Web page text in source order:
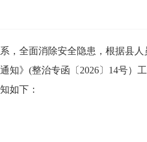
，全面消除安全隐患，根据县人
知》(整治专函〔2026〕14号）
如下：